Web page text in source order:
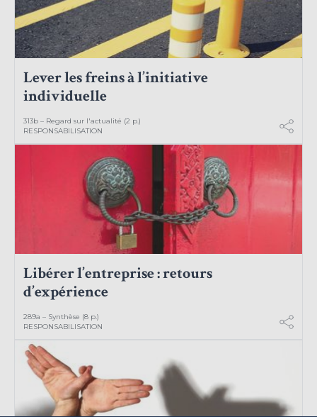
Lever les freins à l’initiative
individuelle
313b – Regard sur l'actualité (2 p.)
RESPONSABILISATION
Libérer l’entreprise : retours
d’expérience
289a – Synthèse (8 p.)
RESPONSABILISATION